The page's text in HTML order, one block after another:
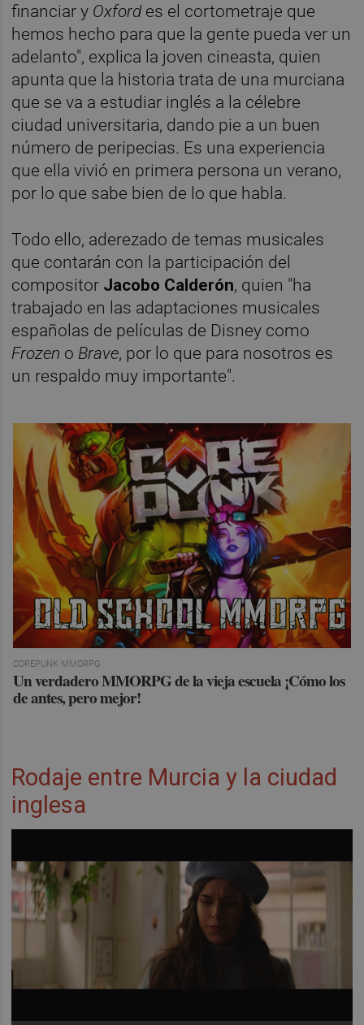
financiar y Oxford es el cortometraje que
hemos hecho para que la gente pueda ver un
adelanto", explica la joven cineasta, quien
apunta que la historia trata de una murciana
que se va a estudiar inglés a la célebre
ciudad universitaria, dando pie a un buen
número de peripecias. Es una experiencia
que ella vivió en primera persona un verano,
por lo que sabe bien de lo que habla.
Todo ello, aderezado de temas musicales
que contarán con la participación del
compositor Jacobo Calderón, quien "ha
trabajado en las adaptaciones musicales
españolas de películas de Disney como
Frozen o Brave, por lo que para nosotros es
un respaldo muy importante".
COREPUNK MMORPG
Un verdadero MMORPG de la vieja escuela ¡Cómo los
de antes, pero mejor!
Rodaje entre Murcia y la ciudad
inglesa